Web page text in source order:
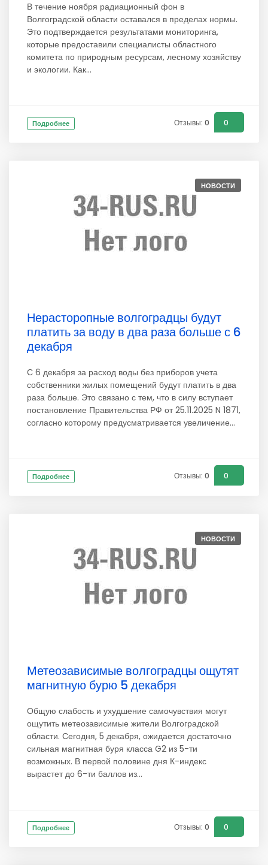
В течение ноября радиационный фон в
Волгоградской области оставался в пределах нормы.
Это подтверждается результатами мониторинга,
которые предоставили специалисты областного
комитета по природным ресурсам, лесному хозяйству
и экологии. Как...
Подробнее Отзывы: 0 0
НОВОСТИ
Нерасторопные волгоградцы будут
платить за воду в два раза больше с 6
декабря
С 6 декабря за расход воды без приборов учета
собственники жилых помещений будут платить в два
раза больше. Это связано с тем, что в силу вступает
постановление Правительства РФ от 25.11.2025 N 1871,
согласно которому предусматривается увеличение...
Подробнее Отзывы: 0 0
НОВОСТИ
Метеозависимые волгоградцы ощутят
магнитную бурю 5 декабря
Общую слабость и ухудшение самочувствия могут
ощутить метеозависимые жители Волгоградской
области. Сегодня, 5 декабря, ожидается достаточно
сильная магнитная буря класса G2 из 5-ти
возможных. В первой половине дня К-индекс
вырастет до 6-ти баллов из...
Подробнее Отзывы: 0 0